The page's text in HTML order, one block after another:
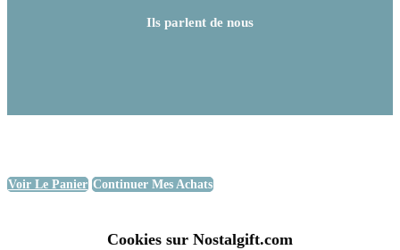
Ils parlent de nous
Voir Le Panier Continuer Mes Achats
Cookies sur Nostalgift.com